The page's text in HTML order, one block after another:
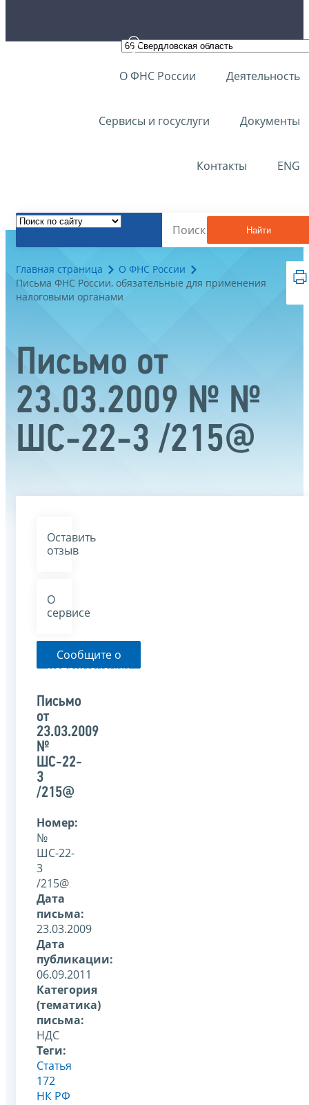
О ФНС России Деятельность
Сервисы и госуслуги Документы
Контакты ENG
Найти
Главная страница
О ФНС России
Письма ФНС России, обязательные для применения
налоговыми органами
Письмо от
23.03.2009 № №
ШС-22-3 /215@
Оставить
отзыв
О
сервисе
Сообщите о
неприменении
органом
письма
Письмо
от
23.03.2009
№
ШС-22-
3
/215@
Номер:
№
ШС-22-
3
/215@
Дата
письма:
23.03.2009
Дата
публикации:
06.09.2011
Категория
(тематика)
письма:
НДС
Теги:
Статья
172
НК РФ